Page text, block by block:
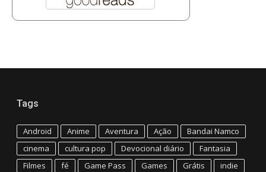
Tags
Android Anime Aventura Ação
Bandai Namco
cinema
cultura pop Devocional diário
Fantasia
Filmes
fé Game Pass Games Grátis
indie